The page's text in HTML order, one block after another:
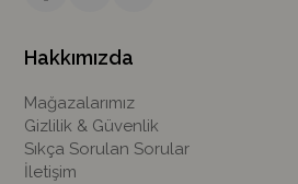
Hakkımızda
Mağazalarımız
Gizlilik & Güvenlik
Sıkça Sorulan Sorular
İletişim